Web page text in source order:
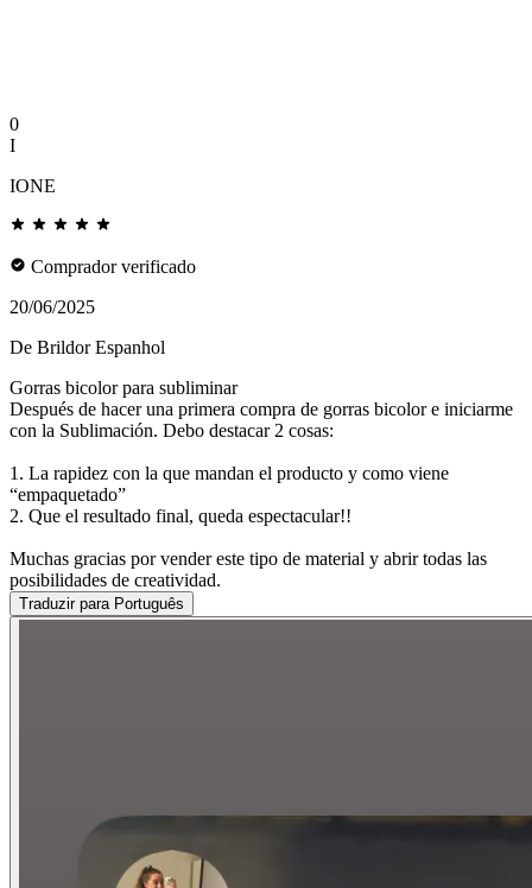
0
I
IONE
Comprador verificado
20/06/2025
De Brildor Espanhol
Gorras bicolor para subliminar
Después de hacer una primera compra de gorras bicolor e iniciarme
con la Sublimación. Debo destacar 2 cosas:
1. La rapidez con la que mandan el producto y como viene
“empaquetado”
2. Que el resultado final, queda espectacular!!
Muchas gracias por vender este tipo de material y abrir todas las
posibilidades de creatividad.
Traduzir para Português